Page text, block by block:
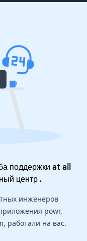
поддержки at all
центр.
инженеров
powr,
работали на вас.